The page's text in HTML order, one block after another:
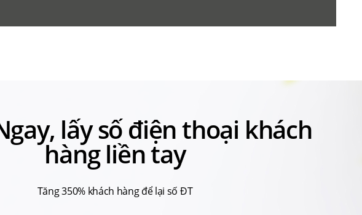
lấy số điện thoại khách
hàng liền tay
Tăng 350% khách hàng để lại số ĐT